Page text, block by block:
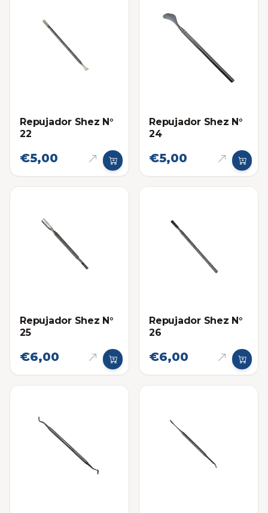
Repujador Shez N°
22
€5,00
Repujador Shez N°
24
€5,00
Repujador Shez N°
25
€6,00
Repujador Shez N°
26
€6,00